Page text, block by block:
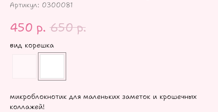
Артикул: 0300081
450 р. 650 р.
вид корешка
микроблокнотик для маленьких заметок и крошечных
коллажей!